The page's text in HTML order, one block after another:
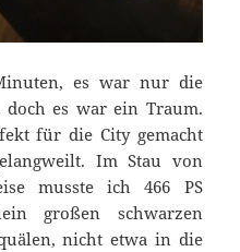
es war nur die
es war ein Traum.
für die City gemacht
Im Stau von
musste ich 466 PS
großen schwarzen
nicht etwa in die